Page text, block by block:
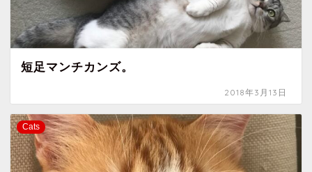
短足マンチカンズ。
2018年3月13日
Cats